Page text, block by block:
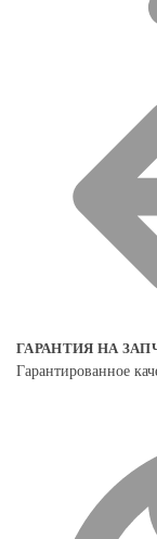
ГАРАНТИЯ НА
Гарантированное